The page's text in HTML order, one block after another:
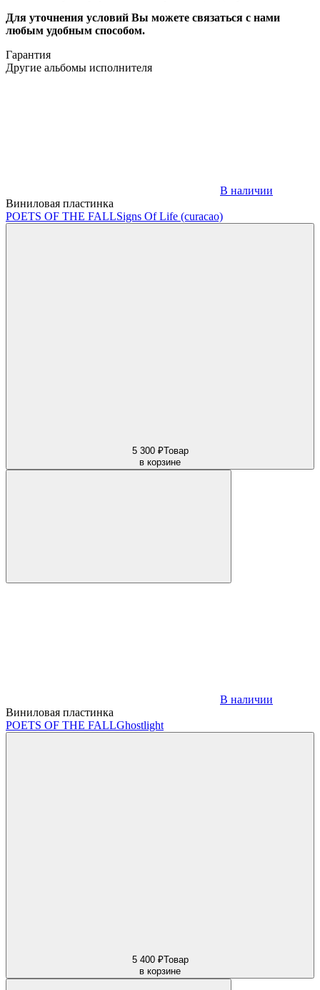
Для уточнения условий Вы можете связаться с нами
любым удобным способом.
Гарантия
Другие альбомы исполнителя
В наличии
Виниловая пластинка
POETS OF THE FALLSigns Of Life (curacao)
5 300 ₽Товар
в корзине
В наличии
Виниловая пластинка
POETS OF THE FALLGhostlight
5 400 ₽Товар
в корзине